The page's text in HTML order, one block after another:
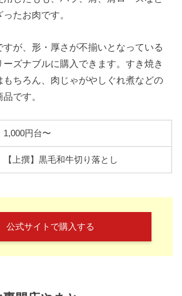
たお肉です。
すが、形・厚さが不揃いとなっている
ズナブルに購入できます。すき焼き
もちろん、肉じゃがやしぐれ煮などの
です。
1,000円台〜
【上撰】黒毛和牛切り落とし
公式サイトで購入する